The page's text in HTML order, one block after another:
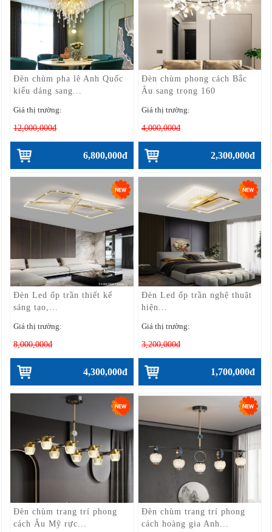
Đèn chùm pha lê Anh Quốc
kiểu dáng sang...
Giá thị trường:
12,000,000đ
6,800,000đ
Đèn chùm phong cách Bắc
Âu sang trọng 160
Giá thị trường:
4,000,000đ
2,300,000đ
Đèn Led ốp trần thiết kế
sáng tạo,...
Giá thị trường:
8,000,000đ
4,300,000đ
Đèn Led ốp trần nghệ thuật
hiện...
Giá thị trường:
3,200,000đ
1,700,000đ
Đèn chùm trang trí phong
cách Âu Mỹ rực...
Đèn chùm trang trí phong
cách hoàng gia Anh...